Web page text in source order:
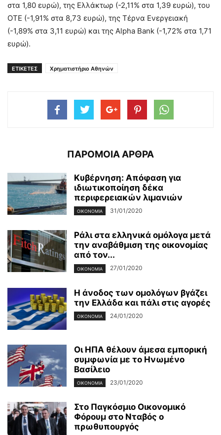
στα 1,80 ευρώ), της Ελλάκτωρ (-2,11% στα 1,39 ευρώ), του
ΟΤΕ (-1,91% στα 8,73 ευρώ), της Τέρνα Ενεργειακή
(-1,89% στα 3,11 ευρώ) και της Alpha Bank (-1,72% στα 1,71
ευρώ).
ΕΤΙΚΕΤΕΣ Χρηματιστήριο Αθηνών
ΠΑΡΟΜΟΙΑ ΑΡΘΡΑ
Κυβέρνηση: Απόφαση για
ιδιωτικοποίηση δέκα
περιφερειακών λιμανιών
ΟΙΚΟΝΟΜΊΑ 31/01/2020
Ράλι στα ελληνικά ομόλογα μετά
την αναβάθμιση της οικονομίας
από τον...
ΟΙΚΟΝΟΜΊΑ 27/01/2020
Η άνοδος των ομολόγων βγάζει
την Ελλάδα και πάλι στις αγορές
ΟΙΚΟΝΟΜΊΑ 24/01/2020
Οι ΗΠΑ θέλουν άμεσα εμπορική
συμφωνία με το Ηνωμένο
Βασίλειο
ΟΙΚΟΝΟΜΊΑ 23/01/2020
Στο Παγκόσμιο Οικονομικό
Φόρουμ στο Νταβός ο
πρωθυπουργός